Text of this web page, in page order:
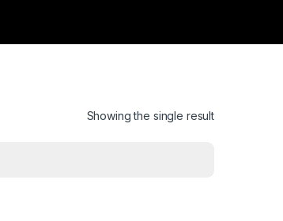
Showing the single result